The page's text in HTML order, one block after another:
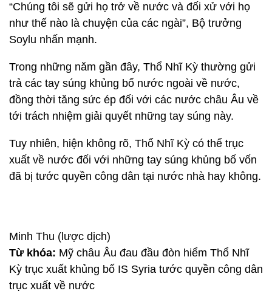
“Chúng tôi sẽ gửi họ trở về nước và đối xử với họ
như thế nào là chuyện của các ngài”, Bộ trưởng
Soylu nhấn mạnh.
Trong những năm gần đây, Thổ Nhĩ Kỳ thường gửi
trả các tay súng khủng bố nước ngoài về nước,
đồng thời tăng sức ép đối với các nước châu Âu về
tới trách nhiệm giải quyết những tay súng này.
Tuy nhiên, hiện không rõ, Thổ Nhĩ Kỳ có thể trục
xuất về nước đối với những tay súng khủng bố vốn
đã bị tước quyền công dân tại nước nhà hay không.
Minh Thu (lược dịch)
Từ khóa: Mỹ châu Âu đau đầu đòn hiểm Thổ Nhĩ
Kỳ trục xuất khủng bố IS Syria tước quyền công dân
trục xuất về nước